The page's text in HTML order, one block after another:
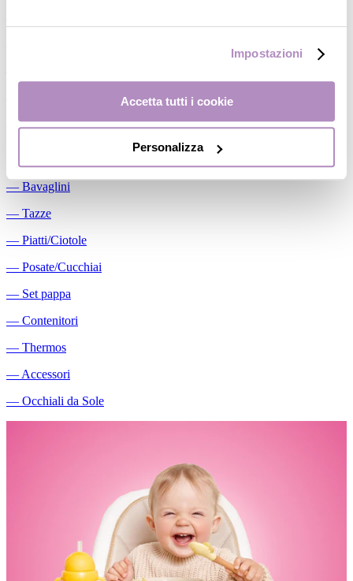
Impostazioni
Accetta tutti i cookie
Personalizza
Conservalatte Materno
―Massaggiagengive
― Bavaglini
― Tazze
― Piatti/Ciotole
― Posate/Cucchiai
― Set pappa
― Contenitori
― Thermos
― Accessori
― Occhiali da Sole